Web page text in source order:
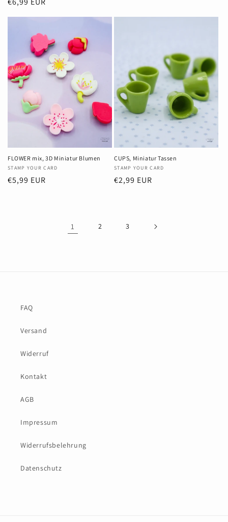
Preis
FLOWER mix, 3D Miniatur Blumen
Anbieter:
STAMP YOUR CARD
Normaler
€5,99 EUR
CUPS, Miniatur Tassen
Anbieter:
STAMP YOUR CARD
Normaler
€2,99 EUR
1 2 3
FAQ
Versand
Widerruf
Kontakt
AGB
Impressum
Widerrufsbelehrung
Datenschutz